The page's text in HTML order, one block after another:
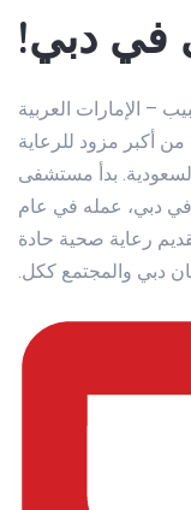
دبي!
– الإمارات العربية
أكبر مزود للرعاية
بدأ مستشفى
دبي، عمله في عام
رعاية صحية حادة
دبي والمجتمع ككل.